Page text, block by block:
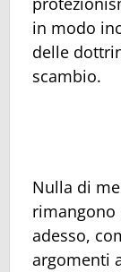
in modo
delle
scambio.
Nulla di
rimangono
adesso,
argomenti